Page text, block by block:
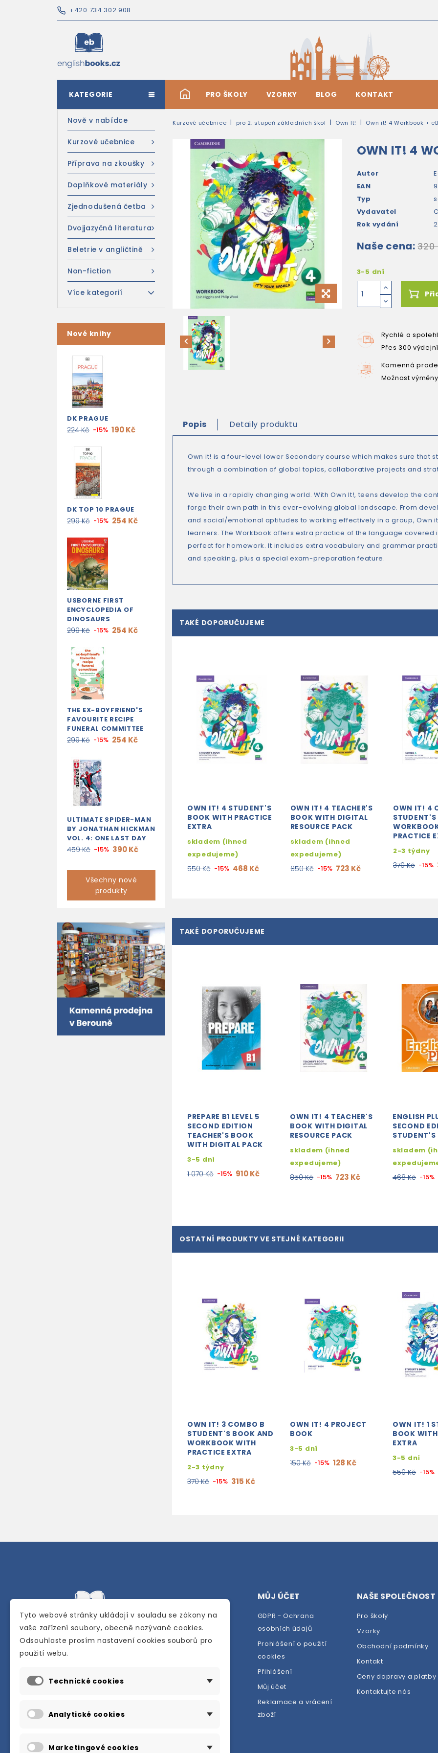
+420 734 302 908
# PRO ŠKOLY VZORKY BLOG KONTAKT
KATEGORIE
Nově v nabídce
Kurzové učebnice
Příprava na zkoušky
Doplňkové materiály
Zjednodušená četba
Dvojjazyčná literatura
Beletrie v angličtině
Non-fiction
Více kategorií
Nové knihy
DK PRAGUE
224 Kč -15% 190 Kč
DK TOP 10 PRAGUE
299 Kč -15% 254 Kč
USBORNE FIRST
ENCYCLOPEDIA OF
DINOSAURS
299 Kč -15% 254 Kč
THE EX-BOYFRIEND'S
FAVOURITE RECIPE
FUNERAL COMMITTEE
299 Kč -15% 254 Kč
ULTIMATE SPIDER-MAN
BY JONATHAN HICKMAN
VOL. 4: ONE LAST DAY
459 Kč -15% 390 Kč
Všechny nové
produkty
Kurzové učebnice pro 2. stupeň základních škol Own It! Own it! 4 Workbook +
OWN IT! 4
Autor
EAN
Typ
Vydavatel
Rok vydání
Naše cena: 320
3-5 dní
Rychlé a
Přes 300
Kamenná
Možnost
Popis Detaily produktu
Own it! is a four-level lower Secondary course which makes sure that
through a combination of global topics, collaborative projects and
We live in a rapidly changing world. With Own It!, teens develop the
forge their own path in this ever-evolving global landscape. From
and social/emotional aptitudes to working effectively in a group, Own
learners. The Workbook offers extra practice of the language covered
perfect for homework. It includes extra vocabulary and grammar
and speaking, plus a special exam-preparation feature.
TAKÉ DOPORUČUJEME
OWN IT! 4 STUDENT'S
BOOK WITH PRACTICE
EXTRA
skladem (ihned
expedujeme)
550 Kč -15% 468 Kč
OWN IT! 4 TEACHER'S
BOOK WITH DIGITAL
RESOURCE PACK
skladem (ihned
expedujeme)
850 Kč -15% 723 Kč
OWN IT! 4
PRACTICE
2-3 týdny
370 Kč -15%
TAKÉ DOPORUČUJEME
PREPARE B1 LEVEL 5
SECOND EDITION
TEACHER'S BOOK
WITH DIGITAL PACK
3-5 dní
1 070 Kč -15% 910 Kč
OWN IT! 4 TEACHER'S
BOOK WITH DIGITAL
RESOURCE PACK
skladem (ihned
expedujeme)
850 Kč -15% 723 Kč
ENGLISH
SECOND
STUDENT'S
skladem
468 Kč -15%
OSTATNÍ PRODUKTY VE STEJNÉ KATEGORII
OWN IT! 3 COMBO B
STUDENT'S BOOK AND
WORKBOOK WITH
PRACTICE EXTRA
2-3 týdny
370 Kč -15% 315 Kč
OWN IT! 4 PROJECT
BOOK
3-5 dní
150 Kč -15% 128 Kč
OWN IT! 1
BOOK
EXTRA
3-5 dní
550 Kč -15%
Internetové a kamenné knihkupectví se
anglického jazyka.
Karly Machové 48 Beroun 266 01
info@englishbooks.cz
MŮJ ÚČET
GDPR - Ochrana
osobních údajů
Prohlášení o použití
cookies
Přihlášení
Můj účet
Reklamace a vrácení
zboží
NAŠE SPOLEČNOST
Pro školy
Vzorky
Obchodní podmínky
Kontakt
Ceny dopravy a platby
Kontaktujte nás
Tyto webové stránky ukládají v souladu se zákony na
vaše zařízení soubory, obecně nazývané cookies.
Odsouhlaste prosím nastavení cookies souborů pro
použití webu.
Technické cookies
Analytické cookies
Marketingové cookies